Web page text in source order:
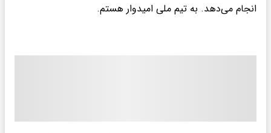
انجام می‌دهد. به تیم ملی امیدوار هستم.